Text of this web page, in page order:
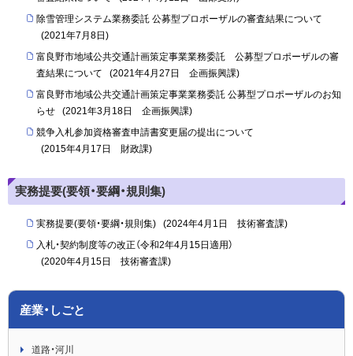
除雪管理システム業務委託 公募型プロポーザルの審査結果について
(2021年7月8日)
富良野市地域公共交通計画策定事業業務委託 公募型プロポーザルの審
査結果について
(2021年4月27日 企画振興課)
富良野市地域公共交通計画策定事業業務委託 公募型プロポーザルのお知
らせ
(2021年3月18日 企画振興課)
競争入札参加資格審査申請書変更届の提出について
(2015年4月17日 財政課)
実務提要(要領・要綱・規則集)
実務提要(要領・要綱・規則集) (2024年4月1日 技術審査課)
入札・契約制度等の改正（令和2年4月15日適用）
(2020年4月15日 技術審査課)
産業・しごと
道路・河川